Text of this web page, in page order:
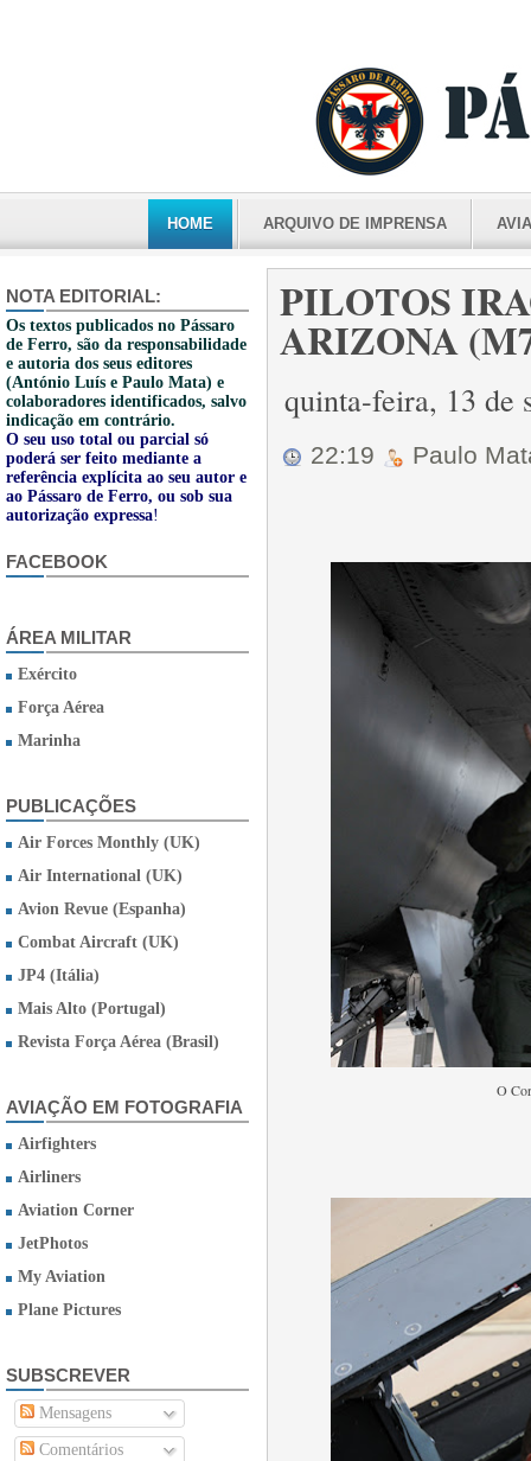
HOME ARQUIVO DE IMPRENSA
NOTA EDITORIAL:
Os textos publicados no Pássaro
de Ferro, são da responsabilidade
e autoria dos seus editores
(António Luís e Paulo Mata) e
colaboradores identificados, salvo
indicação em contrário.
O seu uso total ou parcial só
poderá ser feito mediante a
referência explícita ao seu autor e
ao Pássaro de Ferro, ou sob sua
autorização expressa!
FACEBOOK
ÁREA MILITAR
Exército
Força Aérea
Marinha
PUBLICAÇÕES
Air Forces Monthly (UK)
Air International (UK)
Avion Revue (Espanha)
Combat Aircraft (UK)
JP4 (Itália)
Mais Alto (Portugal)
Revista Força Aérea (Brasil)
AVIAÇÃO EM FOTOGRAFIA
Airfighters
Airliners
Aviation Corner
JetPhotos
My Aviation
Plane Pictures
SUBSCREVER
Mensagens
Comentários
PILOTOS
ARIZONA
quinta-feira, 13 de
22:19 Paulo
O